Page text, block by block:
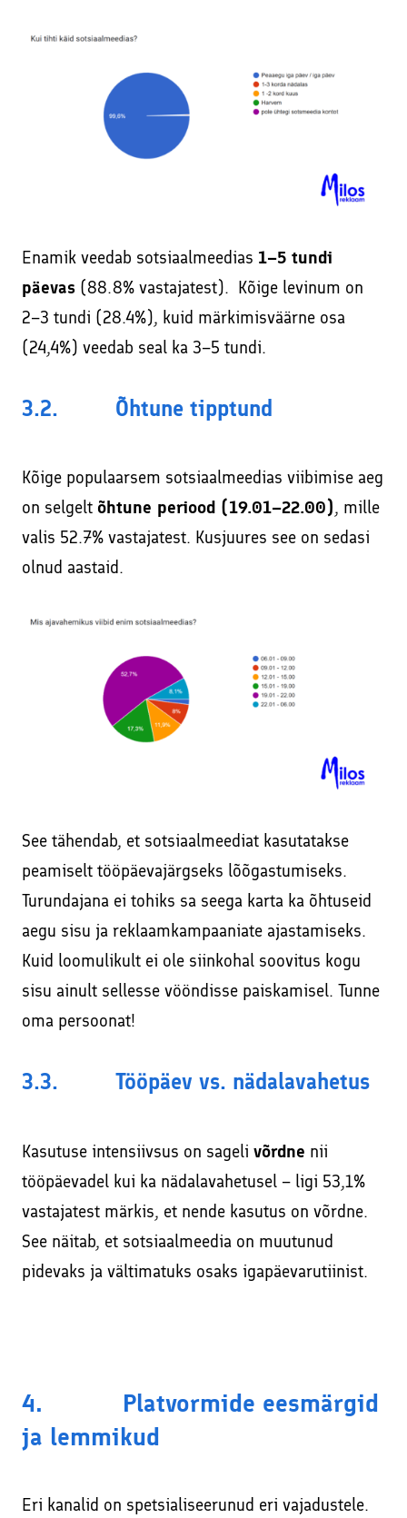
Enamik veedab sotsiaalmeedias 1–5 tundi
päevas(88.8% vastajatest). Kõige levinum on
2–3 tundi (28.4%), kuid märkimisväärne osa
(24,4%) veedab seal ka 3–5 tundi.
3.2. Õhtune tipptund
Kõige populaarsem sotsiaalmeedias viibimise aeg
on selgelt õhtune periood (19.01–22.00), mille
valis 52.7% vastajatest. Kusjuures see on sedasi
olnud aastaid.
See tähendab, et sotsiaalmeediat kasutatakse
peamiselt tööpäevajärgseks lõõgastumiseks.
Turundajana ei tohiks sa seega karta ka õhtuseid
aegu sisu ja reklaamkampaaniate ajastamiseks.
Kuid loomulikult ei ole siinkohal soovitus kogu
sisu ainult sellesse vööndisse paiskamisel. Tunne
oma persoonat!
3.3. Tööpäev vs. nädalavahetus
Kasutuse intensiivsus on sageli võrdne nii
tööpäevadel kui ka nädalavahetusel – ligi 53,1%
vastajatest märkis, et nende kasutus on võrdne.
See näitab, et sotsiaalmeedia on muutunud
pidevaks ja vältimatuks osaks igapäevarutiinist.
4. Platvormide eesmärgid
ja lemmikud
Eri kanalid on spetsialiseerunud eri vajadustele.